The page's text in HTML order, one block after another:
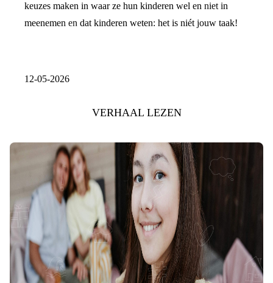
keuzes maken in waar ze hun kinderen wel en niet in
meenemen en dat kinderen weten: het is niét jouw taak!
12-05-2026
VERHAAL LEZEN